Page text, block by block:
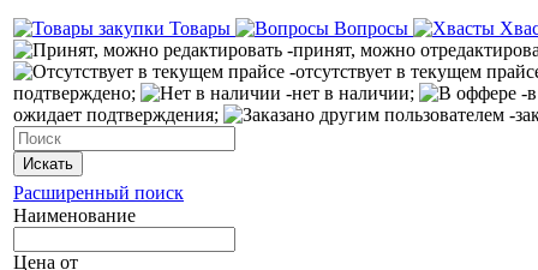
Товары Вопросы
-принят, можно
-отсутствует в текущем
подтверждено;
-нет в наличии;
-
ожидает подтверждения;
-
Искать
Расширенный поиск
Наименование
Цена от